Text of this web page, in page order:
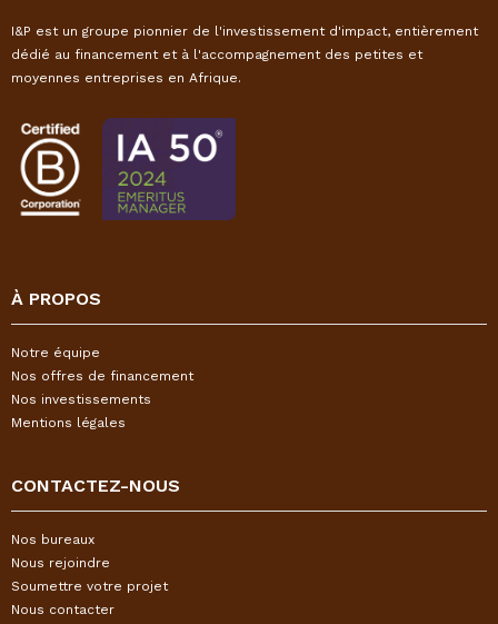
I&P est un groupe pionnier de l'investissement d'impact, entièrement
dédié au financement et à l'accompagnement des petites et
moyennes entreprises en Afrique.
À PROPOS
Notre équipe
Nos offres de financement
Nos investissements
Mentions légales
CONTACTEZ-NOUS
Nos bureaux
Nous rejoindre
Soumettre votre projet
Nous contacter